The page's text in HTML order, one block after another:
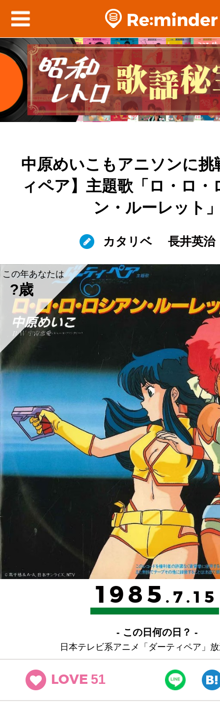
中原めいこもアニソンに挑
ィペア】主題歌「ロ・ロ・
ン・ルーレット
カタリベ 長井英治
この年あなたは
?歳
1985 .7.15
- この日何の日？ -
日本テレビ系アニメ「ダーティペア」
LOVE 51